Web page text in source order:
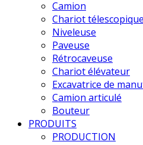
Camion
Chariot télescopique
Niveleuse
Paveuse
Rétrocaveuse
Chariot élévateur
Excavatrice de
Camion articulé
Bouteur
PRODUITS
PRODUCTION